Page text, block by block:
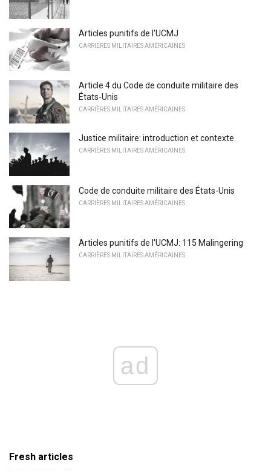
Articles punitifs de l'UCMJ
CARRIÈRES MILITAIRES AMÉRICAINES
Article 4 du Code de conduite militaire des
États-Unis
CARRIÈRES MILITAIRES AMÉRICAINES
Justice militaire: introduction et contexte
CARRIÈRES MILITAIRES AMÉRICAINES
Code de conduite militaire des États-Unis
CARRIÈRES MILITAIRES AMÉRICAINES
Articles punitifs de l'UCMJ: 115 Malingering
CARRIÈRES MILITAIRES AMÉRICAINES
ad
Fresh articles